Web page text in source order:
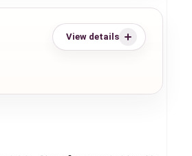
View details